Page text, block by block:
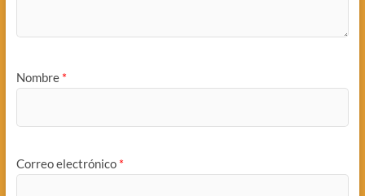
Nombre *
Correo electrónico *